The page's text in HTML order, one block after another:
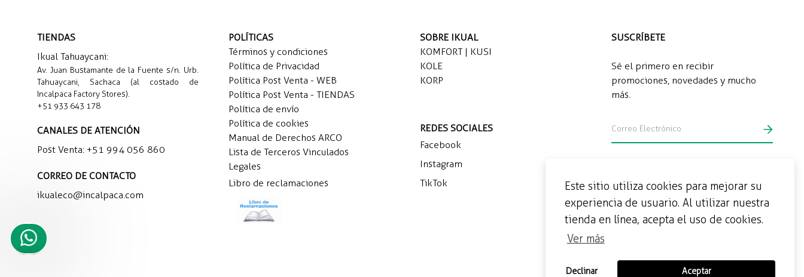
TIENDAS
Ikual Tahuaycani:
Av. Juan Bustamante de la Fuente s/n. Urb.
Tahuaycani, Sachaca (al costado de
Incalpaca Factory Stores).
+51 933 643 178
CANALES DE ATENCIÓN
Post Venta: +51 994 056 860
CORREO DE CONTACTO
ikualeco@incalpaca.com
POLÍTICAS
Términos y condiciones
Política de Privacidad
Política Post Venta - WEB
Política Post Venta - TIENDAS
Política de envío
Política de cookies
Manual de Derechos ARCO
Lista de Terceros Vinculados
Legales
Libro de reclamaciones
SOBRE IKUAL
KOMFORT | KUSI
KOLE
KORP
REDES SOCIALES
Facebook
Instagram
TikTok
SUSCRÍBETE
Sé el primero en recibir
promociones, novedades y mucho
más.
Este sitio utiliza cookies para mejorar su
experiencia de usuario. Al utilizar nuestra
tienda en línea, acepta el uso de cookies.
Ver más
Declinar Aceptar